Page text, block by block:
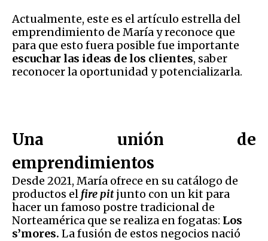
Actualmente, este es el artículo estrella del
emprendimiento de María y reconoce que
para que esto fuera posible fue importante
escuchar las ideas de los clientes, saber
reconocer la oportunidad y potencializarla.
Una unión de
emprendimientos
Desde 2021, María ofrece en su catálogo de
productos el fire pitjunto con un kit para
hacer un famoso postre tradicional de
Norteamérica que se realiza en fogatas: Los
s’mores. La fusión de estos negocios nació